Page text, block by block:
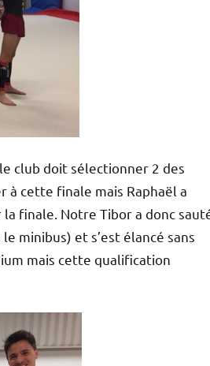
club doit sélectionner 2 des
à cette finale mais Raphaël a
finale. Notre Tibor a donc
minibus) et s’est élancé sans
mais cette qualification